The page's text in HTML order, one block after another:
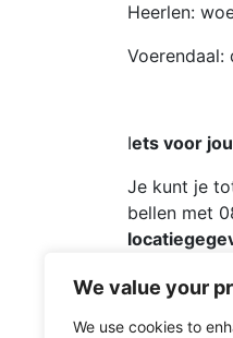
We value your
We use cookies to
Heerlen:
Voerendaal:
Iets voor
Je kunt je
bellen met
(Onze
richtlijnen